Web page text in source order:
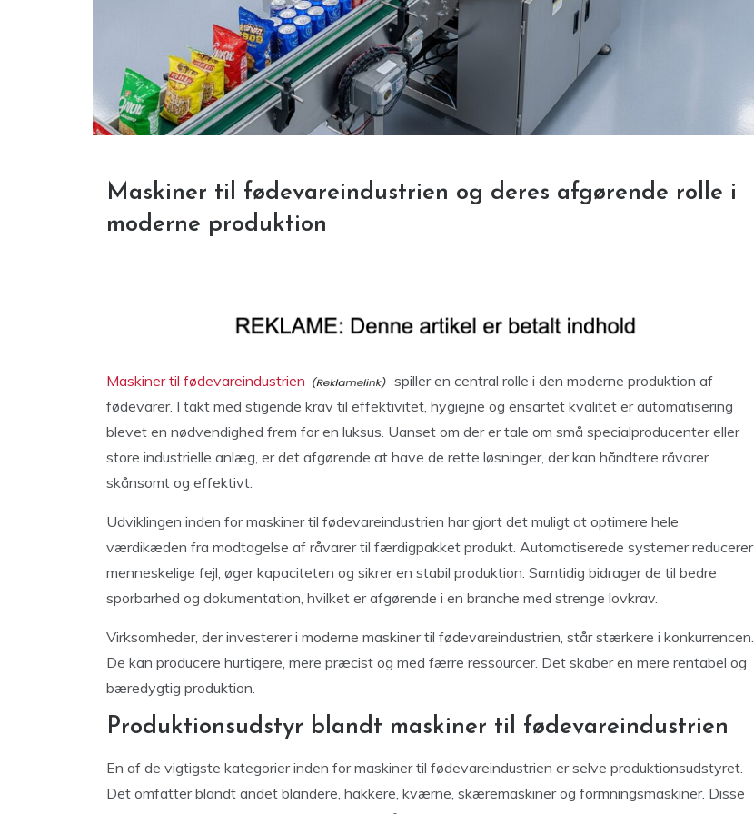
Maskiner til fødevareindustrien og deres afgørende rolle i
moderne produktion
Maskiner til fødevareindustrien
spiller en central rolle i den moderne produktion af
fødevarer. I takt med stigende krav til effektivitet, hygiejne og ensartet kvalitet er automatisering
blevet en nødvendighed frem for en luksus. Uanset om der er tale om små specialproducenter eller
store industrielle anlæg, er det afgørende at have de rette løsninger, der kan håndtere råvarer
skånsomt og effektivt.
Udviklingen inden for maskiner til fødevareindustrien har gjort det muligt at optimere hele
værdikæden fra modtagelse af råvarer til færdigpakket produkt. Automatiserede systemer reducerer
menneskelige fejl, øger kapaciteten og sikrer en stabil produktion. Samtidig bidrager de til bedre
sporbarhed og dokumentation, hvilket er afgørende i en branche med strenge lovkrav.
Virksomheder, der investerer i moderne maskiner til fødevareindustrien, står stærkere i konkurrencen.
De kan producere hurtigere, mere præcist og med færre ressourcer. Det skaber en mere rentabel og
bæredygtig produktion.
Produktionsudstyr blandt maskiner til fødevareindustrien
En af de vigtigste kategorier inden for maskiner til fødevareindustrien er selve produktionsudstyret.
Det omfatter blandt andet blandere, hakkere, kværne, skæremaskiner og formningsmaskiner. Disse